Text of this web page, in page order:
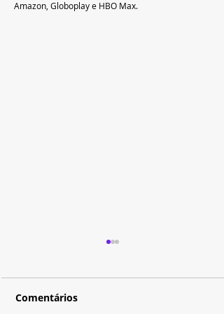
Amazon, Globoplay e HBO Max.
Comentários